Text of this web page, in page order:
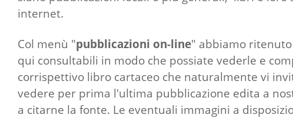
internet.
Col menù "pubblicazioni on-line" abbiamo
qui consultabili in modo che possiate vederle e
corrispettivo libro cartaceo che naturalmente vi
vedere per prima l'ultima pubblicazione edita a
a citarne la fonte. Le eventuali immagini a